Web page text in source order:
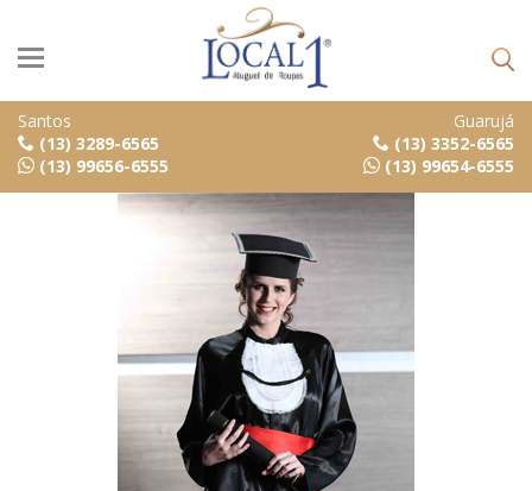
Santos
(13) 3289-6565
(13) 99656-6555
Guarujá
(13) 3352-6565
(13) 99654-6555